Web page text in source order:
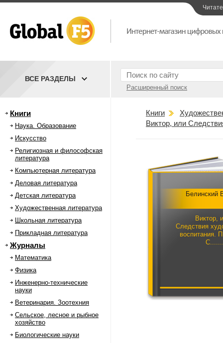
Расширенный поиск
ВСЕ РАЗДЕЛЫ
Книги
Наука. Образование
Искусство
Религиозная и философская
литература
Компьютерная литература
Деловая литература
Детская литература
Художественная литература
Школьная литература
Прикладная литература
Журналы
Математика
Физика
Инженерно-технические
науки
Ветеринария. Зоотехния
Сельское, лесное и рыбное
хозяйство
Биологические науки
Книги
Виктор, или
Белинский
Виктор,
Следствия
воспитания.